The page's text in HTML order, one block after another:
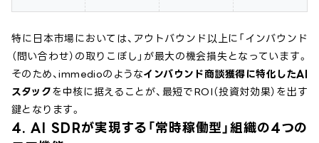
特に日本市場においては、アウトバウンド以上に「インバウンド
（問い合わせ）の取りこぼし」が最大の機会損失となっています。
そのため、immedioのようなインバウンド商談獲得に特化したAI
スタック を中核に据えることが、最短でROI（投資対効果）を出す
鍵となります。
4. AI SDRが実現する「常時稼働型」組織の4つの